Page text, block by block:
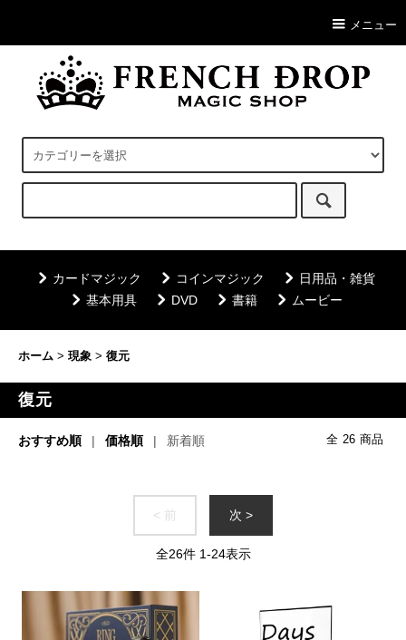
メニュー
カードマジック コインマジック
日用品・雑貨
基本用具
DVD 書籍 ムービー
ホーム > 現象 > 復元
復元
おすすめ順 価格順 新着順 全 26 商品
< 前 次 >
全26件 1-24表示